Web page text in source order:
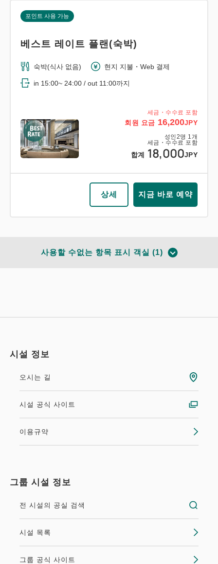
세금・수수료 포함
회원 요금 16,200JPY
성인2명 1 개
세금・수수료 포함
합계 18,000JPY
포인트 사용 가능
베스트 레이트 플랜(숙박)
숙박(식사 없음) 현지 지불・Web 결제
in 15:00~ 24:00 / out 11:00까지
상세 지금 바로 예약
모더레이트 트윈(레이디스)(21.5
모더레이트 트윈(레이디스)(21.5㎡) ◇금연◇「호텔
그란비아 교토」와 같이 「시몬즈사제」의 오리지날
션성을 고집한 원그레이드상의 잠 기분을 추궁. 전실
사용할 수없는 항목 표시 객실 (1)
시설 정보
오시는 길
시설 공식 사이트
이용규약
그룹 시설 정보
전 시설의 공실 검색
시설 목록
그룹 공식 사이트